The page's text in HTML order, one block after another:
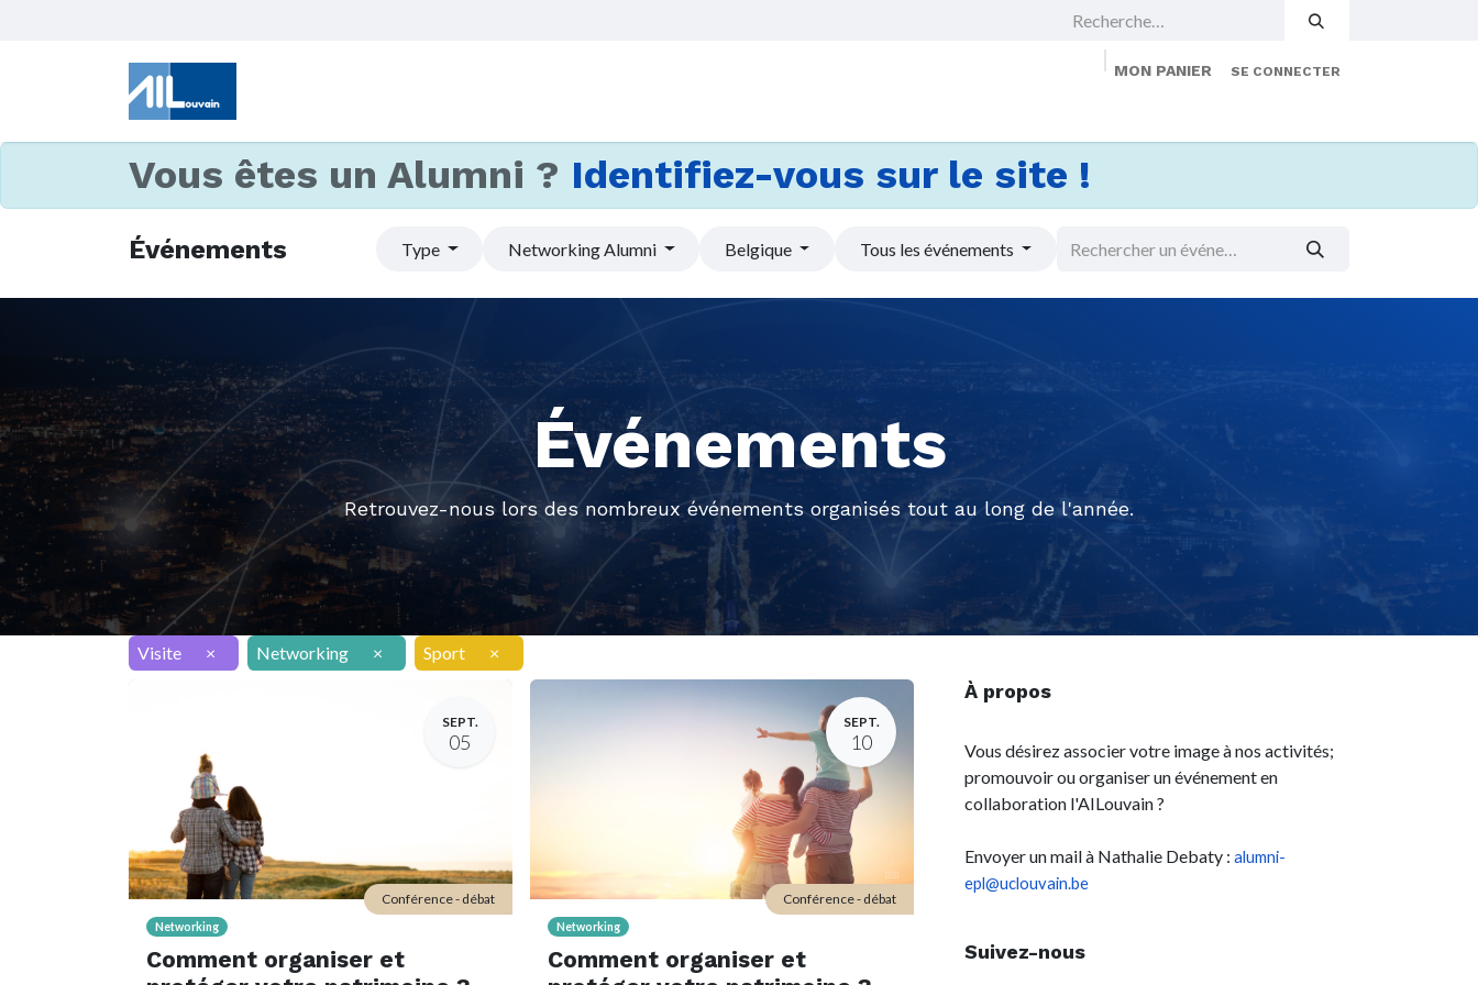
MON PANIER SE CONNECTER
Vous êtes un Alumni ? Identifiez-vous sur le site !
Événements Type Networking Alumni Belgique Tous les événements
Événements
Retrouvez-nous lors des nombreux événements organisés tout au long de l'année.
Visite × Networking × Sport ×
SEPT.
05
Networking
Comment organiser et
Conférence - débat
SEPT.
10
Networking
Comment organiser et
Conférence - débat
À propos
Vous désirez associer votre image à nos activités;
promouvoir ou organiser un événement en
collaboration l'AILouvain ?
Envoyer un mail à Nathalie Debaty : alumni-
epl@uclouvain.be
Suivez-nous